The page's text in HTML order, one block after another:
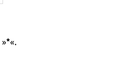
»*«.